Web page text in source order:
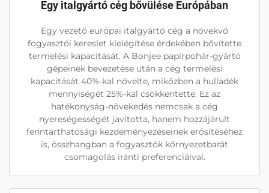
Egy italgyártó cég bővülése Európában
Egy vezető európai italgyártó cég a növekvő
fogyasztói kereslet kielégítése érdekében bővítette
termelési kapacitását. A Bonjee papírpohár-gyártó
gépeinek bevezetése után a cég termelési
kapacitását 40%-kal növelte, miközben a hulladék
mennyiségét 25%-kal csökkentette. Ez az
hatékonyság-növekedés nemcsak a cég
nyereségességét javította, hanem hozzájárult
fenntarthatósági kezdeményezéseinek erősítéséhez
is, összhangban a fogyasztók környezetbarát
csomagolás iránti preferenciáival.